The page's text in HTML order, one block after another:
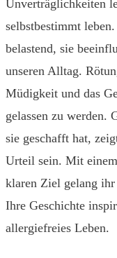
Unverträglichkeiten
selbstbestimmt
belastend, sie
unseren Alltag.
Müdigkeit und das
gelassen zu werden.
sie geschafft hat,
Urteil sein. Mit
klaren Ziel gelang
Ihre Geschichte
allergiefreies Leben.